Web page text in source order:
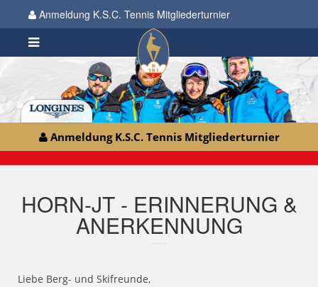
Anmeldung K.S.C. Tennis Mitgliederturnier
Anmeldung K.S.C. Tennis Mitgliederturnier
HORN-JT - ERINNERUNG &
ANERKENNUNG
Liebe Berg- und Skifreunde,